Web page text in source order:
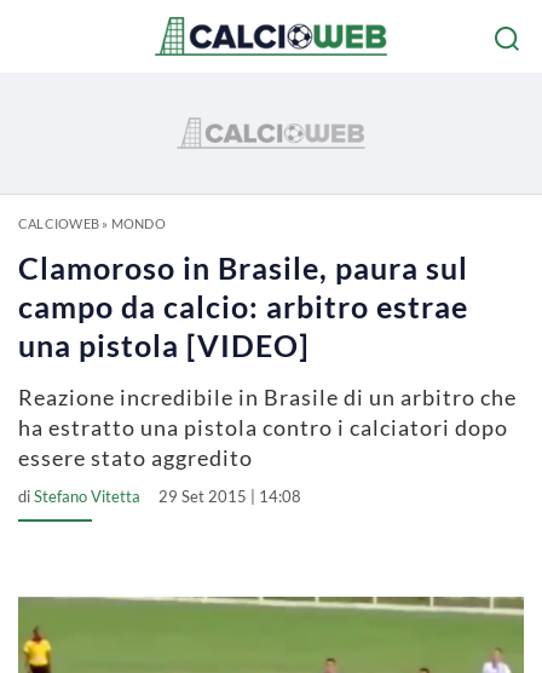
CALCIOWEB» MONDO
Clamoroso in Brasile, paura sul
campo da calcio: arbitro estrae
una pistola [VIDEO]
Reazione incredibile in Brasile di un arbitro che
ha estratto una pistola contro i calciatori dopo
essere stato aggredito
diStefano Vitetta 29 Set 2015 | 14:08